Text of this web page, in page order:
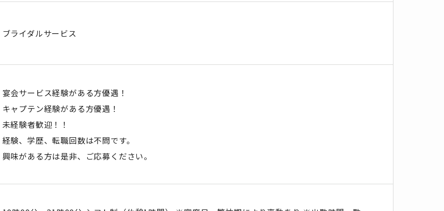
ブライダルサービス
宴会サービス経験がある方優遇！
キャプテン経験がある方優遇！
未経験者歓迎！！
経験、学歴、転職回数は不問です。
興味がある方は是非、ご応募ください。